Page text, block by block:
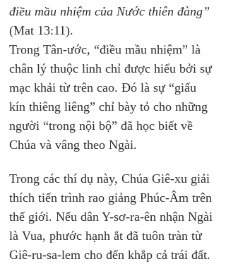
điều mầu nhiệm của Nước thiên đàng”
(Mat 13:11).
Trong Tân-ước, “điều mầu nhiệm” là
chân lý thuộc linh chỉ được hiểu bởi sự
mạc khải từ trên cao. Đó là sự “giấu
kín thiêng liêng” chỉ bày tỏ cho những
người “trong nội bộ” đã học biết về
Chúa và vâng theo Ngài.
Trong các thí dụ này, Chúa Giê-xu giải
thích tiến trình rao giảng Phúc-Âm trên
thế giới. Nếu dân Y-sơ-ra-ên nhận Ngài
là Vua, phước hạnh ắt đã tuôn tràn từ
Giê-ru-sa-lem cho đến khắp cả trái đất.